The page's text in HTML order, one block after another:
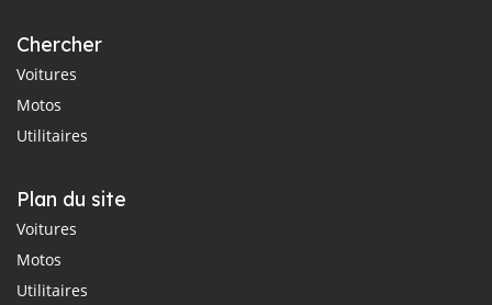
Chercher
Voitures
Motos
Utilitaires
Plan du site
Voitures
Motos
Utilitaires